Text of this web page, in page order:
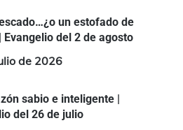
un estofado de
Evangelio del 2 de agosto
de 2026
sabio e inteligente |
del 26 de julio